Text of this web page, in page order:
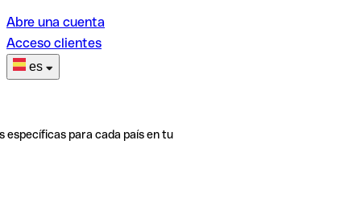
Abre una cuenta
Acceso clientes
es
específicas para cada país en tu